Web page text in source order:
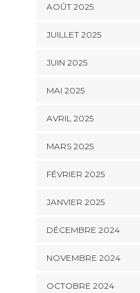
AOÛT 2025
JUILLET 2025
JUIN 2025
MAI 2025
AVRIL 2025
MARS 2025
FÉVRIER 2025
JANVIER 2025
DÉCEMBRE 2024
NOVEMBRE 2024
OCTOBRE 2024